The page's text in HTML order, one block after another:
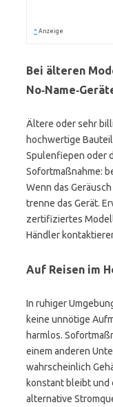
* Anzeige
Bei älteren
Ältere oder sehr
hochwertige
Spulenfiepen oder
Sofortmaßnahme:
Wenn das
trenne das Gerät.
zertifiziertes
Händler
Auf Reisen im
In ruhiger
keine unnötige
harmlos.
einem anderen
wahrscheinlich
konstant bleibt und
alternative